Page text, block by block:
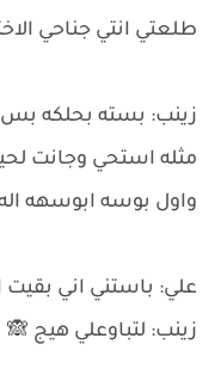
طلعتي انتي جناحي
زينب: بسته بحلكه
مثله استحي وجانت
واول بوسه ابوسهه
علي: باستني اني بقيت
زينب: لتباوعلي هيج 🙈